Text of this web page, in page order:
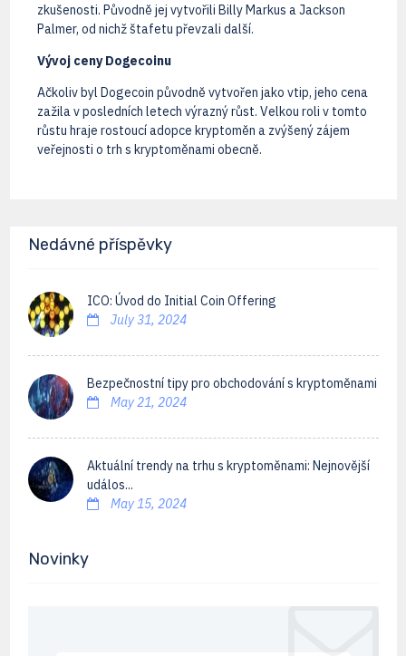
zkušenosti. Původně jej vytvořili Billy Markus a Jackson
Palmer, od nichž štafetu převzali další.
Vývoj ceny Dogecoinu
Ačkoliv byl Dogecoin původně vytvořen jako vtip, jeho cena
zažila v posledních letech výrazný růst. Velkou roli v tomto
růstu hraje rostoucí adopce kryptoměn a zvýšený zájem
veřejnosti o trh s kryptoměnami obecně.
Nedávné příspěvky
ICO: Úvod do Initial Coin Offering
July 31, 2024
Bezpečnostní tipy pro obchodování s kryptoměnami
May 21, 2024
Aktuální trendy na trhu s kryptoměnami: Nejnovější
událos...
May 15, 2024
Novinky